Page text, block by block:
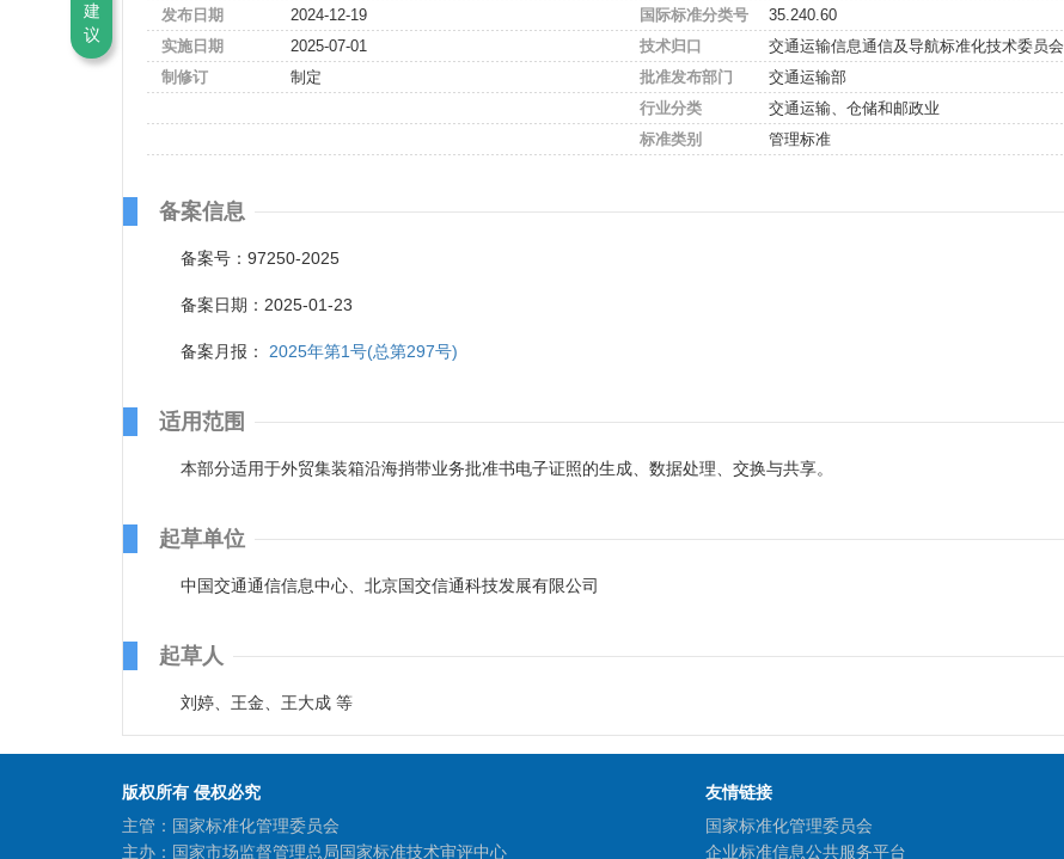
建
议
发布日期
2024-12-19
实施日期
2025-07-01
制修订
制定
国际标准分类号
35.240.60
技术归口
交通运输信息通信及导航标准化技术委员会
批准发布部门
交通运输部
行业分类
交通运输、仓储和邮政业
标准类别
管理标准
备案信息
备案号：97250-2025
备案日期：2025-01-23
备案月报： 2025年第1号(总第297号)
适用范围
本部分适用于外贸集装箱沿海捎带业务批准书电子证照的生成、数据处理、交换与共享。
起草单位
中国交通通信信息中心、北京国交信通科技发展有限公司
起草人
刘婷、王金、王大成 等
版权所有 侵权必究
主管：国家标准化管理委员会
主办：国家市场监督管理总局国家标准技术审评中心
友情链接
国家标准化管理委员会
企业标准信息公共服务平台